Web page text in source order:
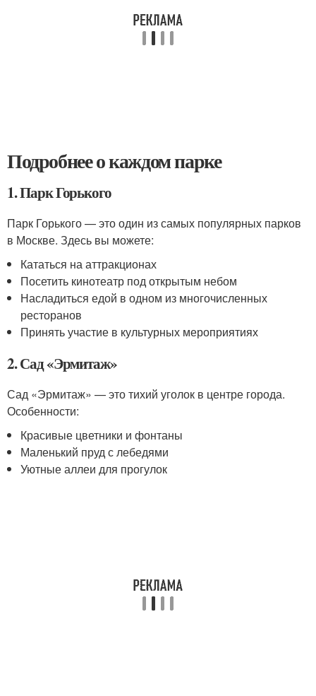
Подробнее о каждом парке
1. Парк Горького
Парк Горького — это один из самых популярных парков
в Москве. Здесь вы можете:
Кататься на аттракционах
Посетить кинотеатр под открытым небом
Насладиться едой в одном из многочисленных
ресторанов
Принять участие в культурных мероприятиях
2. Сад «Эрмитаж»
Сад «Эрмитаж» — это тихий уголок в центре города.
Особенности:
Красивые цветники и фонтаны
Маленький пруд с лебедями
Уютные аллеи для прогулок